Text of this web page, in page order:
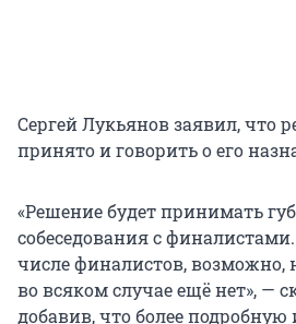
Сергей Лукьянов заявил, что
принято и говорить о его
«Решение будет принимать
собеседования с
числе финалистов, возможно,
во всяком случае ещё нет», —
добавив, что более